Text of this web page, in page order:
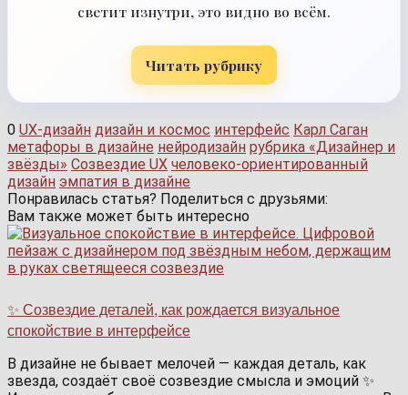
светит изнутри, это видно во всём.
Читать рубрику
0 UX-дизайн дизайн и космос интерфейс Карл Саган
метафоры в дизайне нейродизайн рубрика «Дизайнер и
звёзды» Созвездие UX человеко-ориентированный
дизайн эмпатия в дизайне
Понравилась статья? Поделиться с друзьями:
Вам также может быть интересно
✨ Созвездие деталей, как рождается визуальное
спокойствие в интерфейсе
В дизайне не бывает мелочей — каждая деталь, как
звезда, создаёт своё созвездие смысла и эмоций ✨